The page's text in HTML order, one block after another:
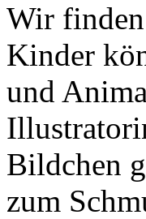
Wir
Kinder
und
Bildchen
zum